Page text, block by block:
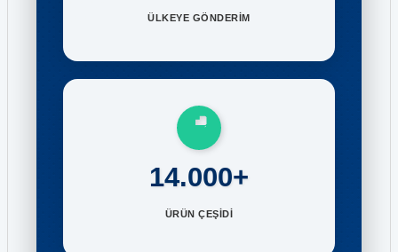
ÜLKEYE GÖNDERİM
14.000+
ÜRÜN ÇEŞİDİ